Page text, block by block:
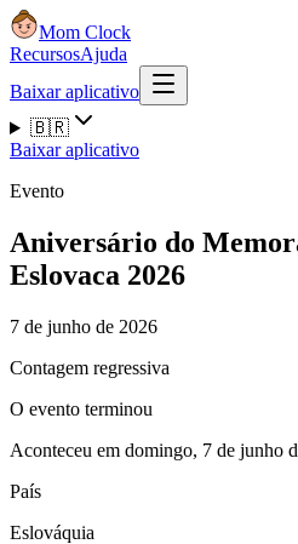
Mom Clock
RecursosAjuda
Baixar aplicativo
🇧🇷
Baixar aplicativo
Evento
Aniversário do
Eslovaca 2026
7 de junho de 2026
Contagem regressiva
O evento terminou
Aconteceu em domingo, 7 de junho
País
Eslováquia